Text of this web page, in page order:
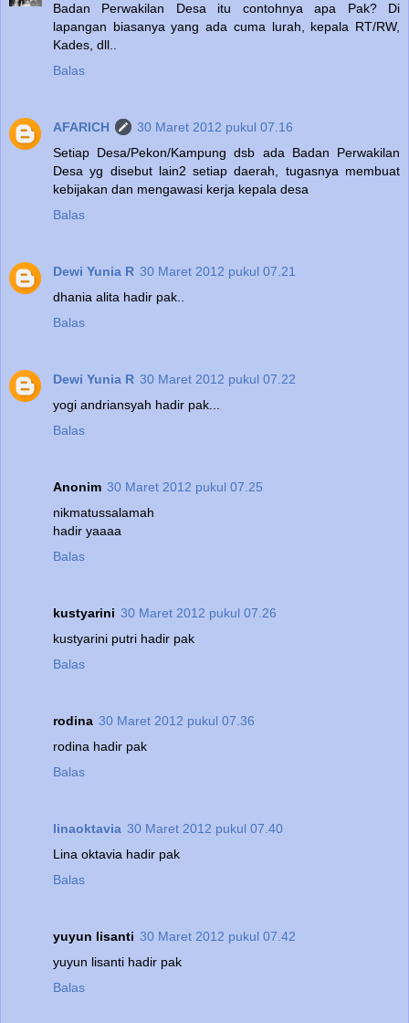
Badan Perwakilan Desa itu contohnya apa Pak? Di
lapangan biasanya yang ada cuma lurah, kepala RT/RW,
Kades, dll..
Balas
AFARICH
30 Maret 2012 pukul 07.16
Setiap Desa/Pekon/Kampung dsb ada Badan Perwakilan
Desa yg disebut lain2 setiap daerah, tugasnya membuat
kebijakan dan mengawasi kerja kepala desa
Balas
Dewi Yunia R 30 Maret 2012 pukul 07.21
dhania alita hadir pak..
Balas
Dewi Yunia R 30 Maret 2012 pukul 07.22
yogi andriansyah hadir pak...
Balas
Anonim 30 Maret 2012 pukul 07.25
nikmatussalamah
hadir yaaaa
Balas
kustyarini 30 Maret 2012 pukul 07.26
kustyarini putri hadir pak
Balas
rodina 30 Maret 2012 pukul 07.36
rodina hadir pak
Balas
linaoktavia 30 Maret 2012 pukul 07.40
Lina oktavia hadir pak
Balas
yuyun lisanti 30 Maret 2012 pukul 07.42
yuyun lisanti hadir pak
Balas